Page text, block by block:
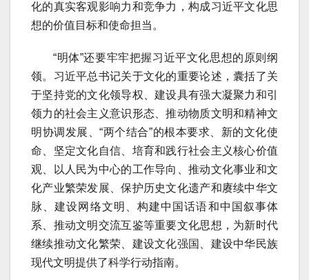
化的真实客观影响力和竞争力，构成习近平文化思
想的价值目标和使命担当。
“明体”还要牢牢把握习近平文化思想的原则纲
领。习近平总书记关于文化的重要论述，囊括了关
于坚持党的文化领导权、建设具有强大凝聚力和引
领力的社会主义意识形态、推动物质文明和精神文
明协调发展、“两个结合”的根本要求、新的文化使
命、坚定文化自信、培育和践行社会主义核心价值
观、以人民为中心的工作导向、推动文化事业和文
化产业繁荣发展、保护历史文化遗产和赓续中华文
脉、建设网络文明、构建中国话语和中国叙事体
系、推动文明交流互鉴等重要文化思想，为新时代
继续推动文化繁荣、建设文化强国、建设中华民族
现代文明提供了科学行动指南。